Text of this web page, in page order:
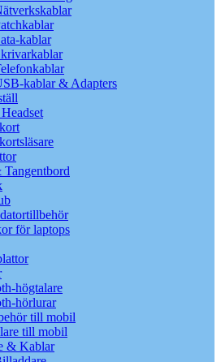
kablar
kablar & Adapters
Tangentbord
för laptops
högtalare
hörlurar
till mobil
till mobil
& Kablar